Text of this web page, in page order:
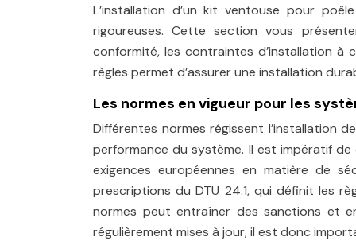
L’installation d’un kit ventouse pour
rigoureuses. Cette section vous
conformité, les contraintes d’installation
règles permet d’assurer une installation
Les normes en vigueur pour les
Différentes normes régissent l’installation
performance du système. Il est impératif
exigences européennes en matière de
prescriptions du DTU 24.1, qui définit les
normes peut entraîner des sanctions et
régulièrement mises à jour, il est donc